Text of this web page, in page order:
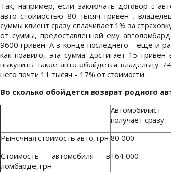
Так, например, если заключать договор с
авто стоимостью 80 тысяч гривен ,
суммы клиент сразу оплачивает 1% за
от суммы, предоставленной ему
9600 гривен. А в конце последнего - еще и
как правило, эта сумма достигает 15
выкупить такое авто обойдется владельцу
него почти 11 тысяч – 17% от стоимости.
Во сколько обойдется возврат родного
Автомобилист
получает сразу
Рыночная стоимость авто, грн 80 000
Стоимость автомобиля в
ломбарде, грн
+64 000